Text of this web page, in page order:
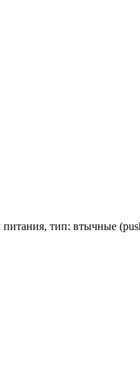
тип: втычные